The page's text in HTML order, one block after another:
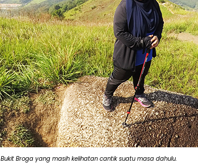
Bukit Broga yang masih kelihatan cantik suatu masa dahulu.